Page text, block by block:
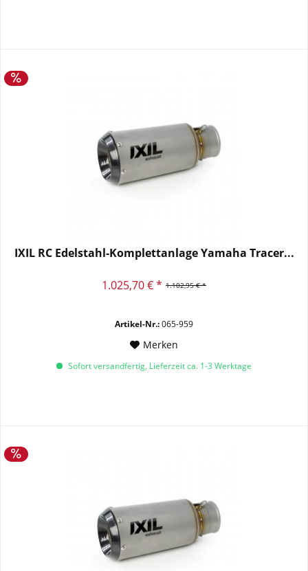
IXIL RC Edelstahl-Komplettanlage Yamaha Tracer...
1.102,95 € *
1.025,70 € *
Artikel-Nr.:065-959
Merken
Sofort versandfertig, Lieferzeit ca. 1-3 Werktage